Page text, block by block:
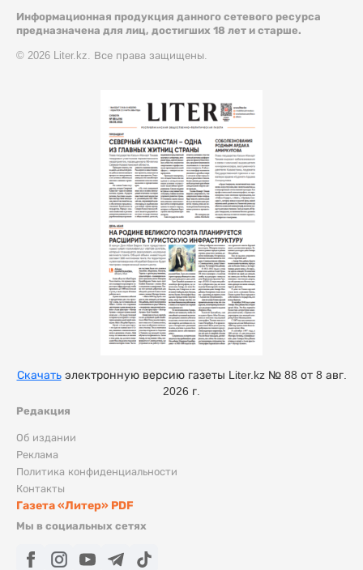
Информационная продукция данного сетевого ресурса
предназначена для лиц, достигших 18 лет и старше.
© 2026 Liter.kz. Все права защищены.
Редакция
Об издании
Реклама
Политика конфиденциальности
Контакты
Газета «Литер» PDF
Мы в социальных сетях
Скачатьэлектронную версию газеты Liter.kz № 88 от 8 авг.
2026 г.